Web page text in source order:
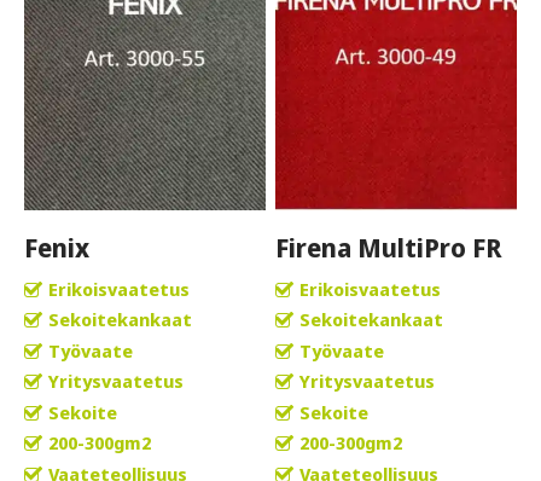
Fenix
Erikoisvaatetus
Sekoitekankaat
Työvaate
Yritysvaatetus
Sekoite
200-300gm2
Vaateteollisuus
Firena MultiPro FR
Erikoisvaatetus
Sekoitekankaat
Työvaate
Yritysvaatetus
Sekoite
200-300gm2
Vaateteollisuus